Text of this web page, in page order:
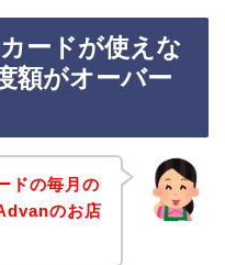
ードが使えな
額がオーバー
ドの毎月の
のお店